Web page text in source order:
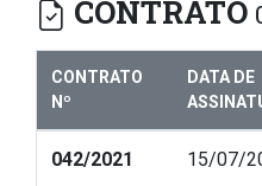
CONTRATO
CONTRATO
Nº
DATA DE
042/2021 15/07/